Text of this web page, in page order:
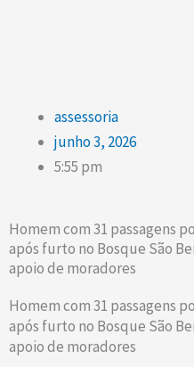
assessoria
junho 3, 2026
5:55 pm
Homem com 31 passagens
após furto no Bosque São
apoio de moradores
Homem com 31 passagens
após furto no Bosque São
apoio de moradores